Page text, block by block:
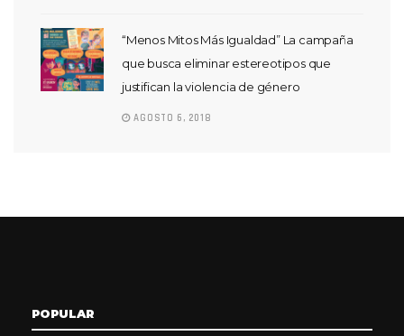
“Menos Mitos Más Igualdad” La campaña
que busca eliminar estereotipos que
justifican la violencia de género
AGOSTO 6, 2018
POPULAR